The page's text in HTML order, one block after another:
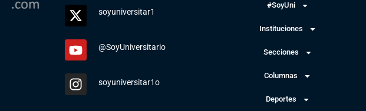
soyuniversitar1
@SoyUniversitario
soyuniversitar1o
#SoyUni
Instituciones
Secciones
Columnas
Deportes